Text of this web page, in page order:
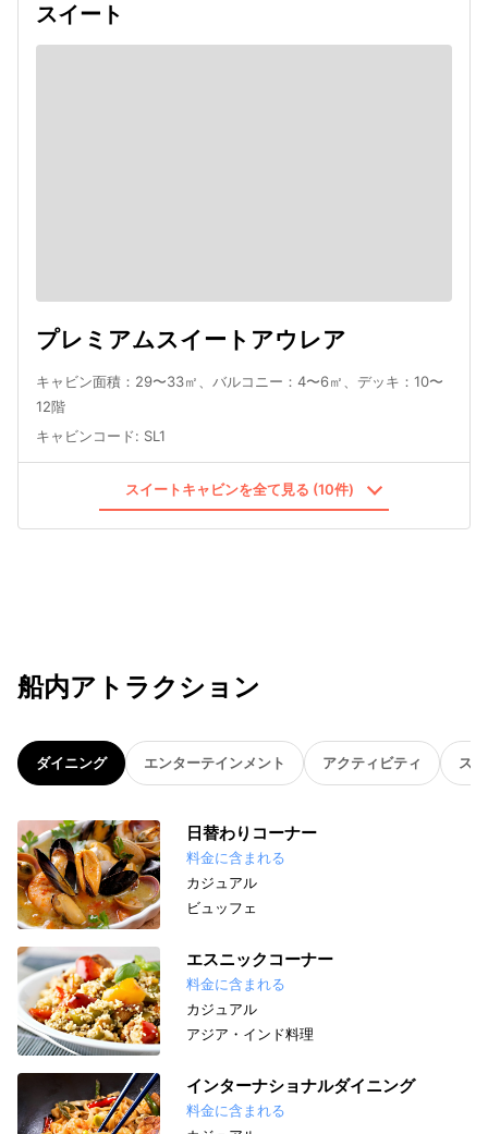
スイート
プレミアムスイートアウレア
キャビン面積：29〜33㎡、バルコニー：4〜6㎡、デッキ：10〜
12階
キャビンコード: SL1
スイートキャビンを全て見る (10件)
船内アトラクション
ダイニング エンターテインメント アクティビティ ス
日替わりコーナー
料金に含まれる
カジュアル
ビュッフェ
エスニックコーナー
料金に含まれる
カジュアル
アジア・インド料理
インターナショナルダイニング
料金に含まれる